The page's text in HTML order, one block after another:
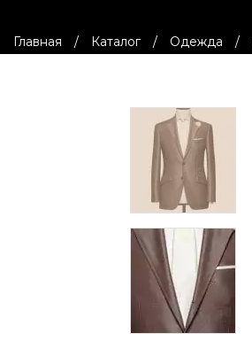
Главная / Каталог / Одежда /